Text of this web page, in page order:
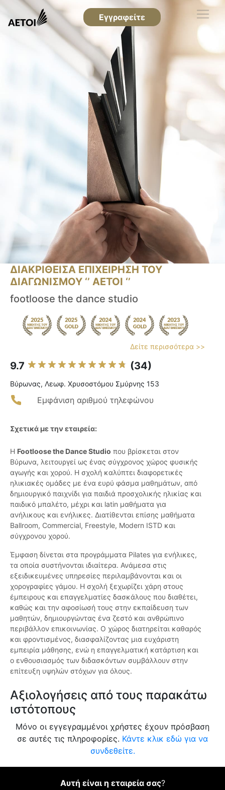
Εγγραφείτε
ΔΙΑΚΡΙΘΕΙΣΑ ΕΠΙΧΕΙΡΗΣΗ ΤΟΥ
ΔΙΑΓΩΝΙΣΜΟΥ ‘’ ΑΕΤΟΙ ‘’
footloose the dance studio
Δείτε περισσότερα >>
9.7 (34)
Βύρωνας, Λεωφ. Χρυσοστόμου Σμύρνης 153
Εμφάνιση αριθμού τηλεφώνου
Σχετικά με την εταιρεία:
Η Footloose the Dance Studio που βρίσκεται στον
Βύρωνα, λειτουργεί ως ένας σύγχρονος χώρος φυσικής
αγωγής και χορού. Η σχολή καλύπτει διαφορετικές
ηλικιακές ομάδες με ένα ευρύ φάσμα μαθημάτων, από
δημιουργικό παιχνίδι για παιδιά προσχολικής ηλικίας και
παιδικό μπαλέτο, μέχρι και latin μαθήματα για
ανήλικους και ενήλικες. Διατίθενται επίσης μαθήματα
Ballroom, Commercial, Freestyle, Modern ISTD και
σύγχρονου χορού.
Έμφαση δίνεται στα προγράμματα Pilates για ενήλικες,
τα οποία συστήνονται ιδιαίτερα. Ανάμεσα στις
εξειδικευμένες υπηρεσίες περιλαμβάνονται και οι
χορογραφίες γάμου. Η σχολή ξεχωρίζει χάρη στους
έμπειρους και επαγγελματίες δασκάλους που διαθέτει,
καθώς και την αφοσίωσή τους στην εκπαίδευση των
μαθητών, δημιουργώντας ένα ζεστό και ανθρώπινο
περιβάλλον επικοινωνίας. Ο χώρος διατηρείται καθαρός
και φροντισμένος, διασφαλίζοντας μια ευχάριστη
εμπειρία μάθησης, ενώ η επαγγελματική κατάρτιση και
ο ενθουσιασμός των διδασκόντων συμβάλλουν στην
επίτευξη υψηλών στόχων για όλους.
Αξιολογήσεις από τους παρακάτω
ιστότοπους
Μόνο οι εγγεγραμμένοι χρήστες έχουν πρόσβαση
σε αυτές τις πληροφορίες. Κάντε κλικ εδώ για να
συνδεθείτε.
Αυτή είναι η εταιρεία σας?